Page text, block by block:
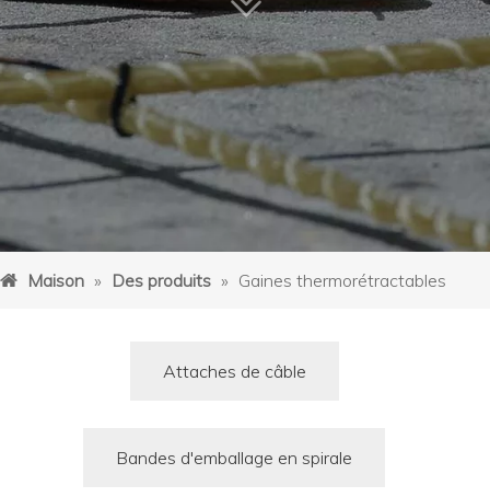
Maison » Des produits » Gaines thermorétractables
Attaches de câble
Bandes d'emballage en spirale